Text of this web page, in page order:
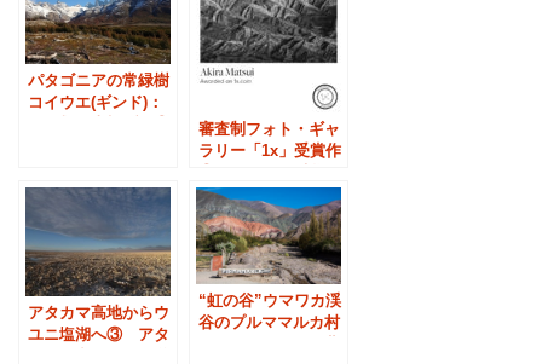
パタゴニアの常緑樹
コイウエ(ギンド)：
審査制フォト・ギャ
ラリー「1x」受賞作
アタカマ高地からウ
ユニ塩湖へ③ アタ
“虹の谷”ウマワカ渓
谷のプルママルカ村